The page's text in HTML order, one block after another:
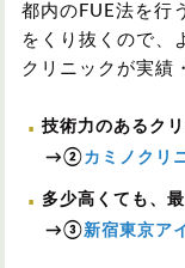
都内のFUE法を行
をくり抜くので、
クリニックが実績
技術力のあるク
→②カミノクリ
多少高くても、
→③新宿東京ア